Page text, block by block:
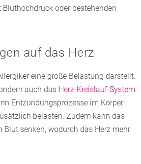
oder bestehenden
auf das Herz
eine große Belastung darstellt.
auch das Herz-Kreislauf-System
Entzündungsprozesse im Körper
belasten. Zudem kann das
senken, wodurch das Herz mehr